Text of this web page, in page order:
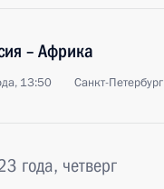
– Африка
13:50 Санкт-Петербург
года, четверг